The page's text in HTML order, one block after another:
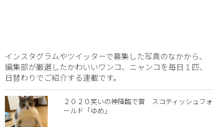
インスタグラムやツイッターで募集した写真のなかから、
編集部が厳選したかわいいワンコ、ニャンコを毎日１匹、
日替わりでご紹介する連載です。
２０２０笑いの神降臨で賞 スコティッシュフォ
ールド「ゆめ」